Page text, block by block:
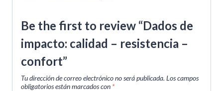
Be the first to review “Dados de
impacto: calidad – resistencia –
confort”
Tu dirección de correo electrónico no será publicada. Los campos
obligatorios están marcados con *